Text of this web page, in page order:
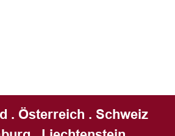
. Österreich . Schweiz